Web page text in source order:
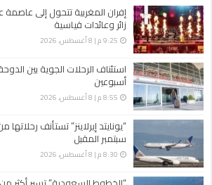
إفران المغربية تتحول إلى
زائر وعائدات قياسية
9:25 م | 8 أغسطس، 2026
استئناف الرحلات الجوية بين
أسبوعين
8:55 م | 8 أغسطس، 2026
سبتمبر المقبل
8:30 م | 8 أغسطس، 2026